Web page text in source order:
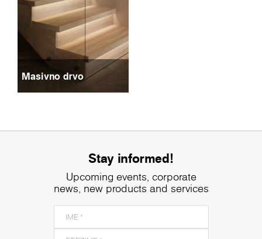
Masivno drvo
Stay informed!
Upcoming events, corporate
news, new products and services